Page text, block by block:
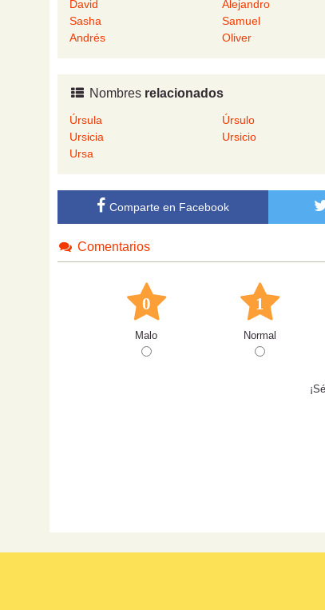
David
Alejandro
Sasha
Samuel
Andrés
Oliver
Nombres relacionados
Úrsula Úrsulo
Ursicia
Ursicio
Ursa
Comparte en Facebook
Comentarios
0
Malo
1
Normal